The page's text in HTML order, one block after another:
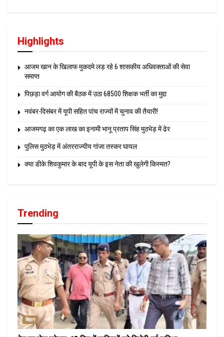
Highlights
आजम खान के खिलाफ मुकदमे लड़ रहे 6 शासकीय अधिवक्ताओं की सेवा
समाप्त
पिछड़ा वर्ग आयोग की बैठक में उठा 68500 शिक्षक भर्ती का मुद्दा
नवंबर-दिसंबर में यूपी सहित पांच राज्यों में चुनाव की तैयारी!
आजमगढ़ का एक लाख का इनामी भानू प्रताप सिंह मुठभेड़ में ढेर
पुलिस मुठभेड़ में अंतरराज्यीय गांजा तस्कर घायल
क्या डीके शिवकुमार के बाद यूपी के इस नेता की खुलेगी किस्मत?
Trending
बिहार